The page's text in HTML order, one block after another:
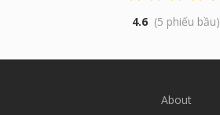
4.6 (5 phiếu bầu)
About